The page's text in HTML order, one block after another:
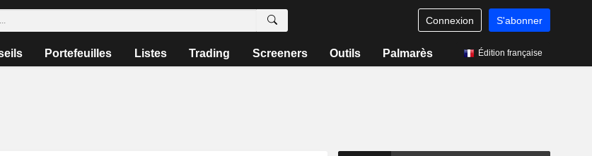
Connexion S'abonner
Portefeuilles Listes Trading Screeners Outils Palmarès Édition française